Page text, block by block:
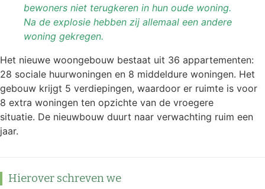
bewoners niet terugkeren in hun oude woning.
Na de explosie hebben zij allemaal een andere
woning gekregen.
Het nieuwe woongebouw bestaat uit 36 appartementen:
28 sociale huurwoningen en 8 middeldure woningen. Het
gebouw krijgt 5 verdiepingen, waardoor er ruimte is voor
8 extra woningen ten opzichte van de vroegere
situatie. De nieuwbouw duurt naar verwachting ruim een
jaar.
Hierover schreven we